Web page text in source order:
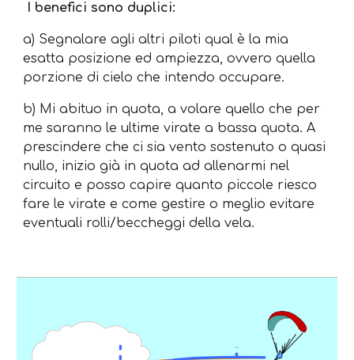
I benefici sono duplici:
a) Segnalare agli altri piloti qual è la mia
esatta posizione ed ampiezza, ovvero quella
porzione di cielo che intendo occupare.
b) Mi abituo in quota, a volare quello che per
me saranno le ultime virate a bassa quota. A
prescindere che ci sia vento sostenuto o quasi
nullo, inizio già in quota ad allenarmi nel
circuito e posso capire quanto piccole riesco
fare le virate e come gestire o meglio evitare
eventuali rolli/beccheggi della vela.